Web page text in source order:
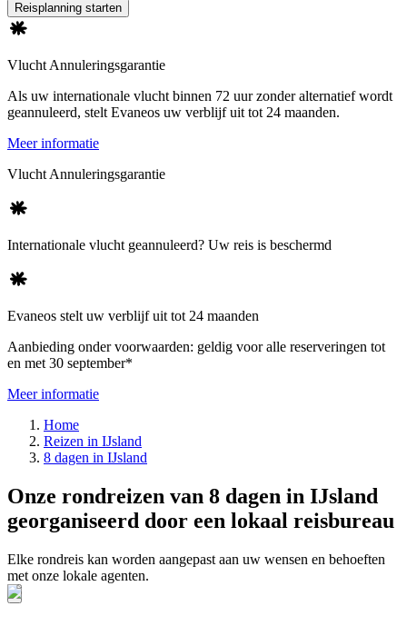
Reisplanning starten
Vlucht Annuleringsgarantie
Als uw internationale vlucht binnen 72 uur zonder alternatief wordt
geannuleerd, stelt Evaneos uw verblijf uit tot 24 maanden.
Meer informatie
Vlucht Annuleringsgarantie
Internationale vlucht geannuleerd? Uw reis is beschermd
Evaneos stelt uw verblijf uit tot 24 maanden
Aanbieding onder voorwaarden: geldig voor alle reserveringen tot
en met 30 september*
Meer informatie
Home
Reizen in IJsland
8 dagen in IJsland
Onze rondreizen van 8 dagen in IJsland
georganiseerd door een lokaal reisbureau
Elke rondreis kan worden aangepast aan uw wensen en behoeften
met onze lokale agenten.